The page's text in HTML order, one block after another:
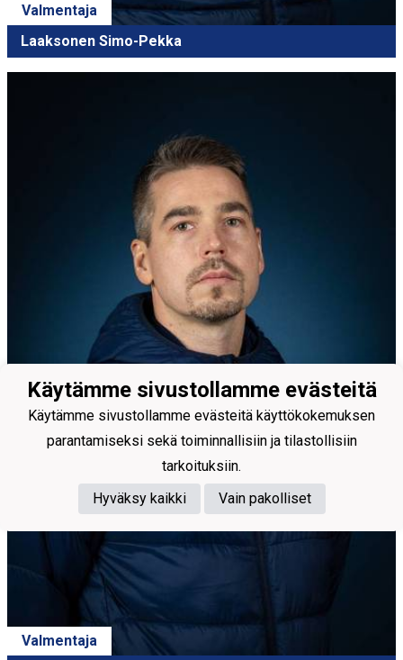
Valmentaja
Laaksonen Simo-Pekka
Valmentaja
Käytämme sivustollamme evästeitä
Käytämme sivustollamme evästeitä käyttökokemuksen
parantamiseksi sekä toiminnallisiin ja tilastollisiin
tarkoituksiin.
Hyväksy kaikki
Vain pakolliset